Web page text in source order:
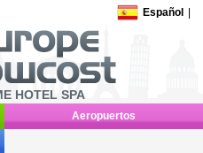
Español
HOTEL SPA
Aeropuertos